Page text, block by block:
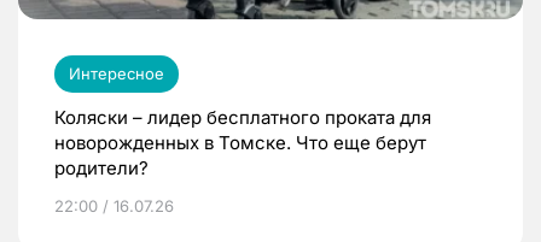
Интересное
Коляски – лидер бесплатного проката для
новорожденных в Томске. Что еще берут
родители?
22:00 / 16.07.26